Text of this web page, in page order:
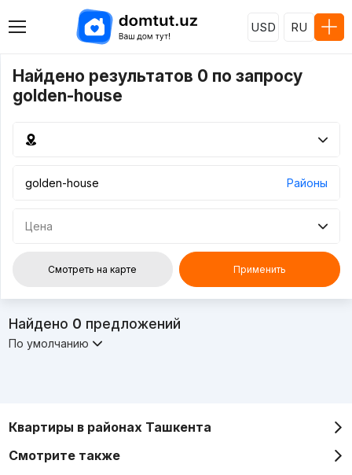
USD RU
Найдено результатов 0 по запросу
golden-house
Районы
Цена
Смотреть на карте Применить
Найдено 0 предложений
По умолчанию
Квартиры в районах Ташкента
Смотрите также